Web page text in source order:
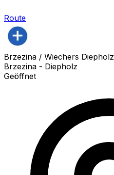
Route
Brzezina / Wiechers Diepholz
Brzezina - Diepholz
Geöffnet